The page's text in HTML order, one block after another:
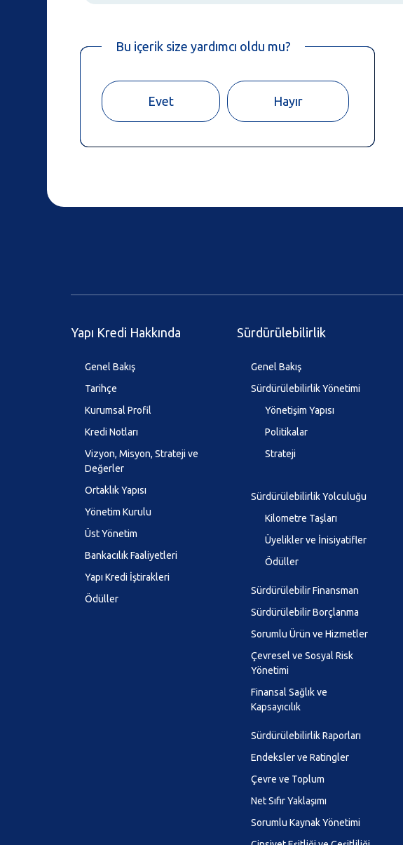
Bu içerik size yardımcı oldu mu?
Evet Hayır
Yapı Kredi Hakkında
Genel Bakış
Tarihçe
Kurumsal Profil
Kredi Notları
Vizyon, Misyon, Strateji ve
Değerler
Ortaklık Yapısı
Yönetim Kurulu
Üst Yönetim
Bankacılık Faaliyetleri
Yapı Kredi İştirakleri
Ödüller
Sürdürülebilirlik
Genel Bakış
Sürdürülebilirlik Yönetimi
Yönetişim Yapısı
Politikalar
Strateji
Sürdürülebilirlik Yolculuğu
Kilometre Taşları
Üyelikler ve İnisiyatifler
Ödüller
Sürdürülebilir Finansman
Sürdürülebilir Borçlanma
Sorumlu Ürün ve Hizmetler
Çevresel ve Sosyal Risk
Yönetimi
Finansal Sağlık ve
Kapsayıcılık
Sürdürülebilirlik Raporları
Endeksler ve Ratingler
Çevre ve Toplum
Net Sıfır Yaklaşımı
Sorumlu Kaynak Yönetimi